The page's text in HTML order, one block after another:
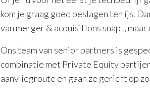
kom je graag goed beslagen ten ijs.
van merger & acquisitions snapt,
Ons team van senior partners is
combinatie met Private Equity
aanvliegroute en gaan ze gericht op